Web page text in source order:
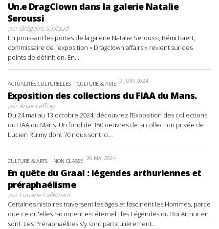
Un.e DragClown dans la galerie Natalie
Seroussi
parGrégoire Suillaud
En poussant les portes de la galerie Natalie Seroussi, Rémi Baert,
commissaire de l’exposition « Dragclown affairs » revient sur des
points de définition. En...
ACTUALITÉS CULTURELLES CULTURE & ARTS 9 JUIN 2024
Exposition des collections du FIAA du Mans.
parAnaë Leffray
Du 24 mai au 13 octobre 2024, découvrez l’Exposition des collections
du FIAA du Mans. Un fond de 350 oeuvres de la collection privée de
Lucien Ruimy dont 70 nous sont ici...
CULTURE & ARTS NON CLASSÉ 26 MAI 2024
En quête du Graal : légendes arthuriennes et
préraphaélisme
parLouane Lallemant
Certaines histoires traversent les âges et fascinent les Hommes, parce
que ce qu'elles racontent est éternel : les Légendes du Roi Arthur en
sont. Les Préraphaélites s'y sont particulièrement...